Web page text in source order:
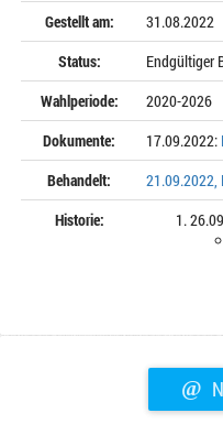
Gestellt am:
31.08.2022
Status:
Endgültiger
Wahlperiode:
2020-2026
Dokumente:
17.09.2022:
Behandelt:
21.09.2022,
Historie:
@